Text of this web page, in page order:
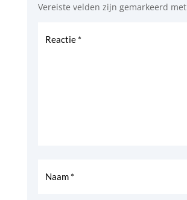
Vereiste velden zijn gemarkeerd met